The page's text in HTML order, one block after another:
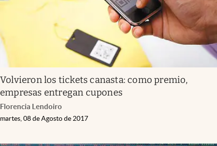
Volvieron los tickets canasta: como premio,
empresas entregan cupones
Florencia Lendoiro
martes, 08 de Agosto de 2017